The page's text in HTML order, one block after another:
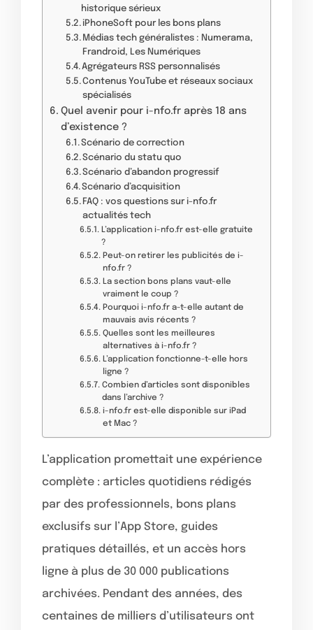
historique sérieux
iPhoneSoft pour les bons plans
Médias tech généralistes : Numerama,
Frandroid, Les Numériques
Agrégateurs RSS personnalisés
Contenus YouTube et réseaux sociaux
spécialisés
Quel avenir pour i-nfo.fr après 18 ans
d’existence ?
Scénario de correction
Scénario du statu quo
Scénario d’abandon progressif
Scénario d’acquisition
FAQ : vos questions sur i-nfo.fr
actualités tech
L’application i-nfo.fr est-elle gratuite
?
Peut-on retirer les publicités de i-
nfo.fr ?
La section bons plans vaut-elle
vraiment le coup ?
Pourquoi i-nfo.fr a-t-elle autant de
mauvais avis récents ?
Quelles sont les meilleures
alternatives à i-nfo.fr ?
L’application fonctionne-t-elle hors
ligne ?
Combien d’articles sont disponibles
dans l’archive ?
i-nfo.fr est-elle disponible sur iPad
et Mac ?
L’application promettait une expérience
complète : articles quotidiens rédigés
par des professionnels, bons plans
exclusifs sur l’App Store, guides
pratiques détaillés, et un accès hors
ligne à plus de 30 000 publications
archivées. Pendant des années, des
centaines de milliers d’utilisateurs ont